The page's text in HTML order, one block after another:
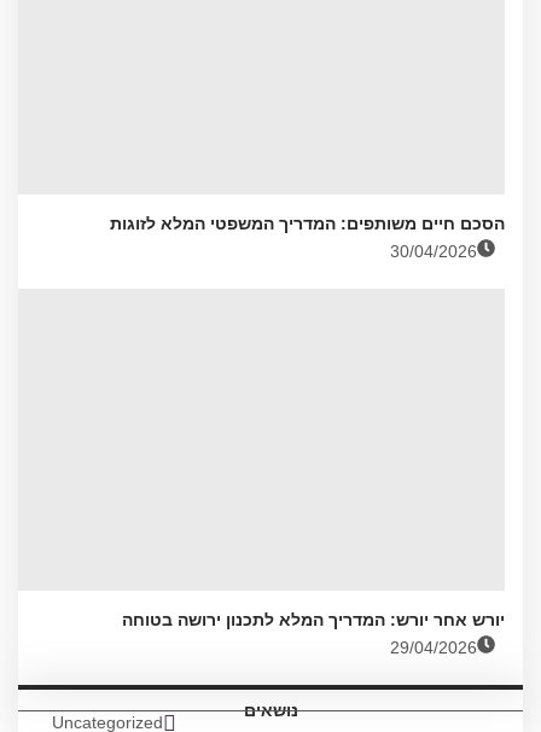
הסכם חיים משותפים: המדריך המשפטי המלא לזוגות
30/04/2026
יורש אחר יורש: המדריך המלא לתכנון ירושה בטוחה
29/04/2026
נושאים
Uncategorized